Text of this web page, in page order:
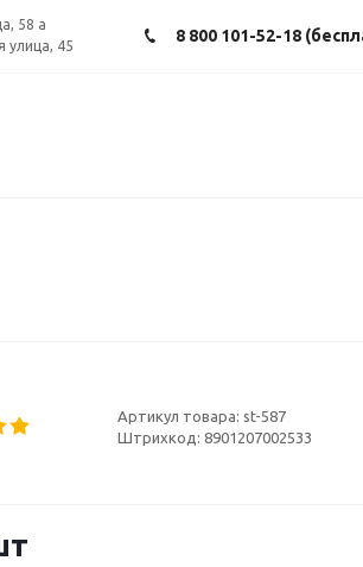
58 а
улица, 45
8 800 101-52-18
Артикул товара: st-587
Штрихкод: 8901207002533